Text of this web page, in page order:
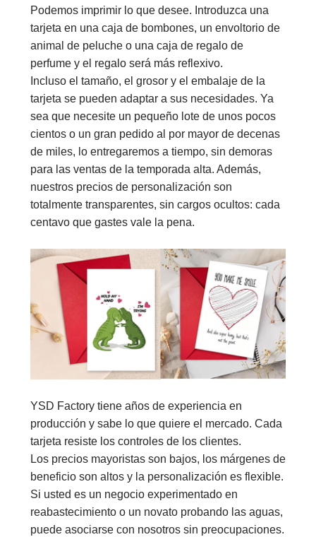
Podemos imprimir lo que desee. Introduzca una
tarjeta en una caja de bombones, un envoltorio de
animal de peluche o una caja de regalo de
perfume y el regalo será más reflexivo.
Incluso el tamaño, el grosor y el embalaje de la
tarjeta se pueden adaptar a sus necesidades. Ya
sea que necesite un pequeño lote de unos pocos
cientos o un gran pedido al por mayor de decenas
de miles, lo entregaremos a tiempo, sin demoras
para las ventas de la temporada alta. Además,
nuestros precios de personalización son
totalmente transparentes, sin cargos ocultos: cada
centavo que gastes vale la pena.
YSD Factory tiene años de experiencia en
producción y sabe lo que quiere el mercado. Cada
tarjeta resiste los controles de los clientes.
Los precios mayoristas son bajos, los márgenes de
beneficio son altos y la personalización es flexible.
Si usted es un negocio experimentado en
reabastecimiento o un novato probando las aguas,
puede asociarse con nosotros sin preocupaciones.